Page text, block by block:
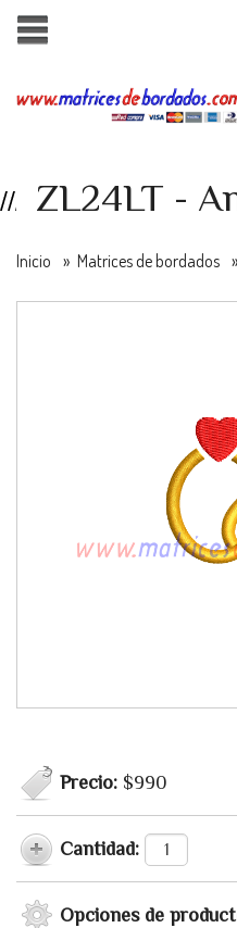
ZL24LT -
Inicio » Matrices de bordados »
Precio: $990
Cantidad:
Opciones de